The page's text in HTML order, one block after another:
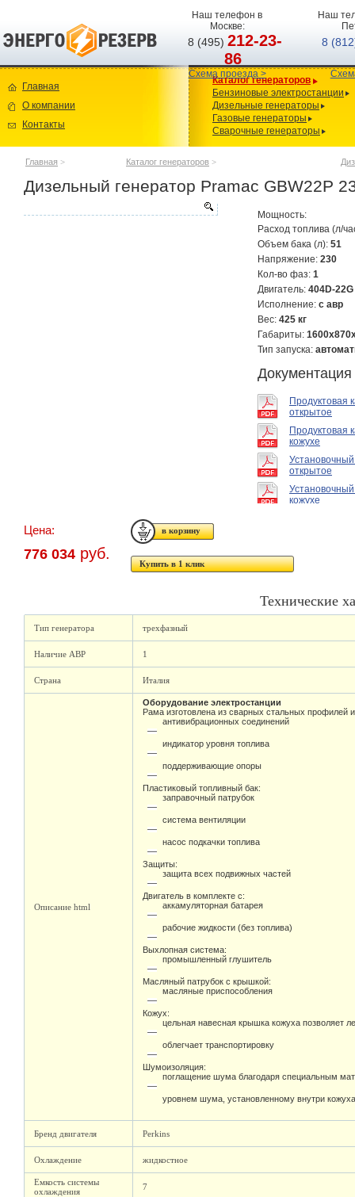
Наш телефон в
Москве:
8 (495)212-23-
86
Схема проезда >
Наш
8
Главная
О компании
Контакты
Каталог генераторов
Бензиновые электростанции
Дизельные генераторы
Газовые генераторы
Сварочные генераторы
Главная > Каталог генераторов >
Дизельный генератор Pramac GBW22P
Мощность:
Расход топлива (л/
Объем бака (л): 51
Напряжение: 230
Кол-во фаз: 1
Двигатель: 404D-22G
Исполнение: с авр
Вес: 425 кг
Габариты:
Тип запуска:
Документация
Продуктовая
открытое
Продуктовая
кожухе
открытое
кожухе
Цена:
776 034 руб.
Купить в 1 клик
Технические
Тип генератора трехфазный
Наличие АВР 1
Страна Италия
Описание html
Оборудование электростанции
Рама изготовлена из сварных стальных профилей и
антивибрационных соединений
индикатор уровня топлива
поддерживающие опоры
Пластиковый топливный бак:
заправочный патрубок
система вентиляции
насос подкачки топлива
Защиты:
защита всех подвижных частей
Двигатель в комплекте с:
аккамуляторная батарея
рабочие жидкости (без топлива)
Выхлопная система:
промышленный глушитель
Масляный патрубок с крышкой:
масляные приспособления
Кожух:
цельная навесная крышка кожуха позволяет
облегчает транспортировку
Шумоизоляция:
поглащение шума благодаря специальным
уровнем шума, установленному внутри кожуха
Бренд двигателя Perkins
Охлаждение жидкостное
Емкость системы
охлаждения
7